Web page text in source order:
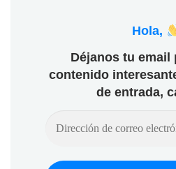
Hola,
Déjanos tu email
contenido
de entrada,